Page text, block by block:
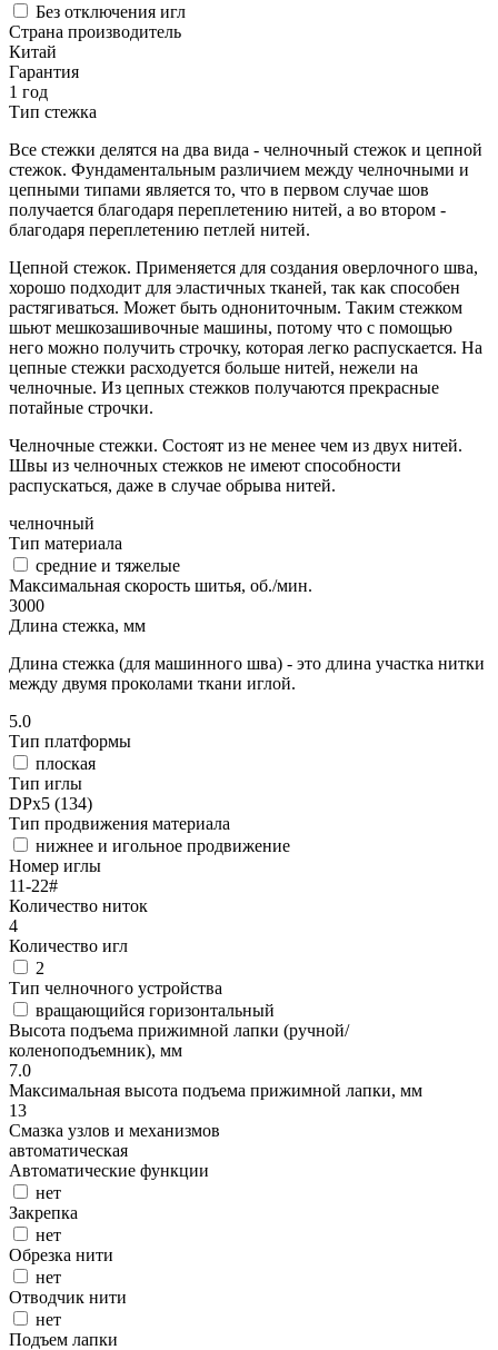
Без отключения игл
Страна производитель
Китай
Гарантия
1 год
Тип стежка
Все стежки делятся на два вида - челночный стежок и цепной
стежок. Фундаментальным различием между челночными и
цепными типами является то, что в первом случае шов
получается благодаря переплетению нитей, а во втором -
благодаря переплетению петлей нитей.
Цепной стежок. Применяется для создания оверлочного шва,
хорошо подходит для эластичных тканей, так как способен
растягиваться. Может быть однониточным. Таким стежком
шьют мешкозашивочные машины, потому что с помощью
него можно получить строчку, которая легко распускается. На
цепные стежки расходуется больше нитей, нежели на
челночные. Из цепных стежков получаются прекрасные
потайные строчки.
Челночные стежки. Состоят из не менее чем из двух нитей.
Швы из челночных стежков не имеют способности
распускаться, даже в случае обрыва нитей.
челночный
Тип материала
средние и тяжелые
Максимальная скорость шитья, об./мин.
3000
Длина стежка, мм
Длина стежка (для машинного шва) - это длина участка нитки
между двумя проколами ткани иглой.
5.0
Тип платформы
плоская
Тип иглы
DPx5 (134)
Тип продвижения материала
нижнее и игольное продвижение
Номер иглы
11-22#
Количество ниток
4
Количество игл
2
Тип челночного устройства
вращающийся горизонтальный
Высота подъема прижимной лапки (ручной/
коленоподъемник), мм
7.0
Максимальная высота подъема прижимной лапки, мм
13
Смазка узлов и механизмов
автоматическая
Автоматические функции
нет
Закрепка
нет
Обрезка нити
нет
Отводчик нити
нет
Подъем лапки